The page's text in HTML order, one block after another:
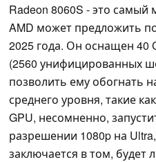
Radeon 8060S - это
AMD может предложить
2025 года. Он оснащен 40
(2560 унифицированных
позволить ему обогнать
среднего уровня, такие
GPU, несомненно,
разрешении 1080p на
заключается в том, будет